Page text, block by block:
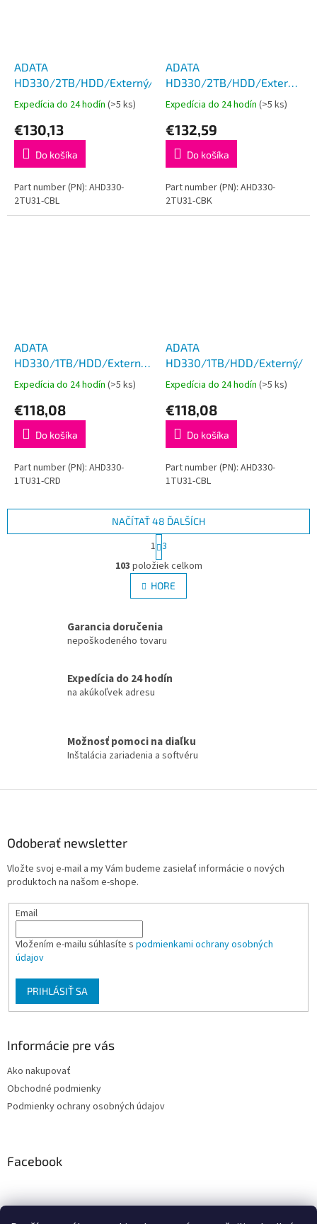
ADATA
HD330/2TB/HDD/Externý/2.5''/Modrá/3R
Expedícia do 24 hodín (>5 ks)
€130,13
Do košíka
Part number (PN): AHD330-
2TU31-CBL
ADATA
HD330/2TB/HDD/Externý/
Čierna/3R
Expedícia do 24 hodín (>5 ks)
€132,59
Do košíka
Part number (PN): AHD330-
2TU31-CBK
ADATA
HD330/1TB/HDD/Externý/2.5''/
Červená/3R
Expedícia do 24 hodín (>5 ks)
€118,08
Do košíka
Part number (PN): AHD330-
1TU31-CRD
ADATA
HD330/1TB/HDD/Externý/
Expedícia do 24 hodín (>5 ks)
€118,08
Do košíka
Part number (PN): AHD330-
1TU31-CBL
O
v
l
á
a
c
p
v
ý
i
NAČÍTAŤ 48 ĎALŠÍCH
S
t
r
á
n
k
v
n
e
1 3
103 položiek celkom
HORE
Garancia doručenia
nepoškodeného tovaru
Expedícia do 24 hodín
na akúkoľvek adresu
Možnosť pomoci na diaľku
Inštalácia zariadenia a softvéru
Odoberať newsletter
Vložte svoj e-mail a my Vám budeme zasielať informácie o nových
produktoch na našom e-shope.
Email
Vložením e-mailu súhlasíte s podmienkami ochrany osobných
údajov
PRIHLÁSIŤ SA
Informácie pre vás
Ako nakupovať
Obchodné podmienky
Podmienky ochrany osobných údajov
Facebook